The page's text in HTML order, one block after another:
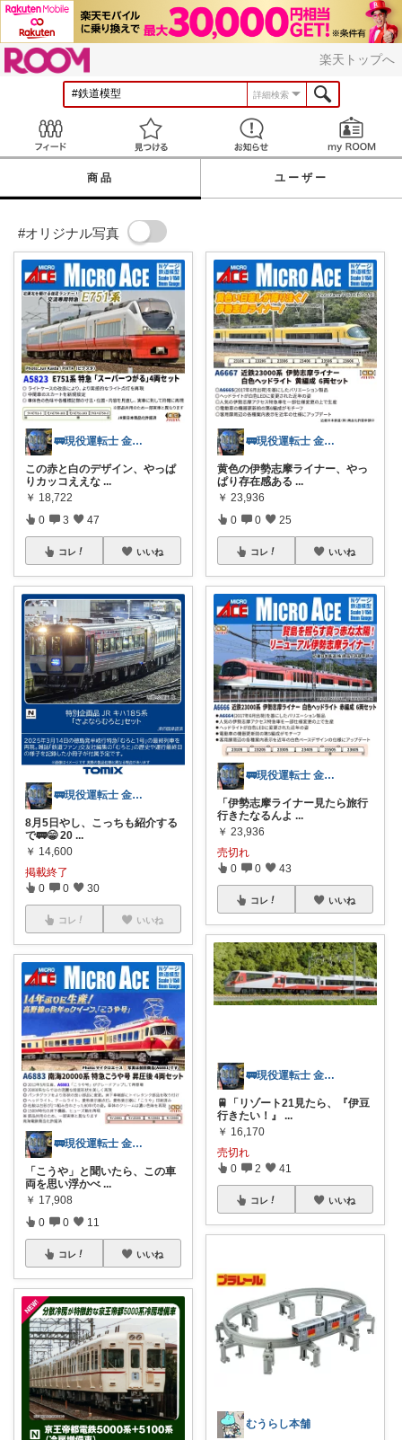
楽天トップへ
詳細検索
見つける お知らせ
商品 ユーザー
#オリジナル写真
🚃現役運転士 金魚🐠
この赤と白のデザイン、やっぱ
りカッコええな ...
￥ 18,722
0 3 47
コレ いいね
🚃現役運転士 金魚🐠
8月5日やし、こっちも紹介する
で🚃😁 20 ...
￥ 14,600
掲載終了
0 0 30
コレ いいね
🚃現役運転士 金魚🐠
「こうや」と聞いたら、この車
両を思い浮かべ ...
￥ 17,908
0 0 11
コレ いいね
🚃現役運転士 金魚🐠
黄色の伊勢志摩ライナー、やっ
ぱり存在感ある ...
￥ 23,936
0 0 25
コレ いいね
🚃現役運転士 金魚🐠
「伊勢志摩ライナー見たら旅行
行きたなるんよ ...
￥ 23,936
売切れ
0 0 43
コレ いいね
🚃現役運転士 金魚🐠
🚆「リゾート21見たら、『伊豆
行きたい！』
...
￥ 16,170
売切れ
0 2 41
コレ いいね
むうらし本舗